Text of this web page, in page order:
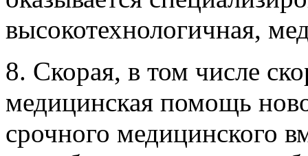
высокотехнологичная,
8. Скорая, в том числе
медицинская помощь
срочного медицинского